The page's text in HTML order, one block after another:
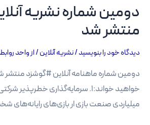
دومین شماره نشریه
منتشر شد
دیدگاه‌ خود را بنویسید/نشریه آنلاین/ ازواحد
دومین شماره ماهنامه آنلاین #گوشزد منتشر
میلیاردی صنعت بازی ار بازی‌های رایانه‌های شخصی3.